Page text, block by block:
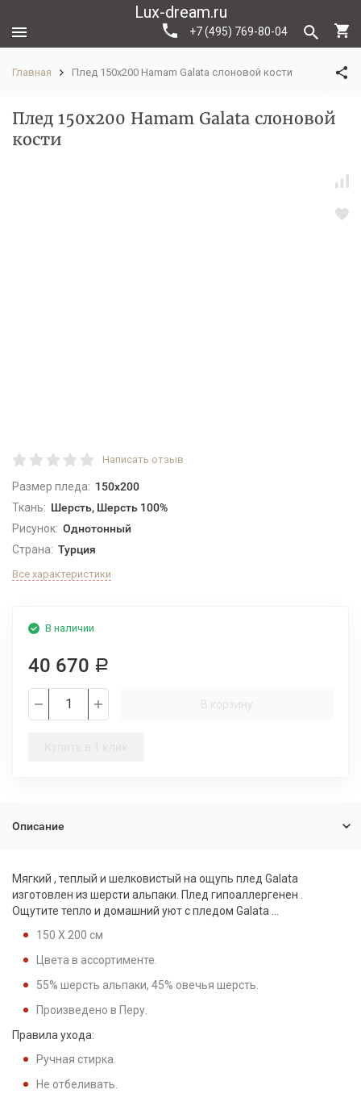
Lux-dream.ru
+7 (495) 769-80-04
Главная Плед 150х200 Hamam Galata слоновой кости
Плед 150х200 Hamam Galata слоновой
кости
Написать отзыв
Размер пледа: 150x200
Ткань: Шерсть, Шерсть 100%
Рисунок: Однотонный
Страна: Турция
Все характеристики
В наличии
40 670 Р
В корзину
Описание
Мягкий , теплый и шелковистый на ощупь плед Galata
изготовлен из шерсти альпаки. Плед гипоаллергенен .
Ощутите тепло и домашний уют с пледом Galata …
150 X 200 см
Цвета в ассортименте.
55% шерсть альпаки, 45% овечья шерсть.
Произведено в Перу.
Правила ухода:
Ручная стирка.
Не отбеливать.